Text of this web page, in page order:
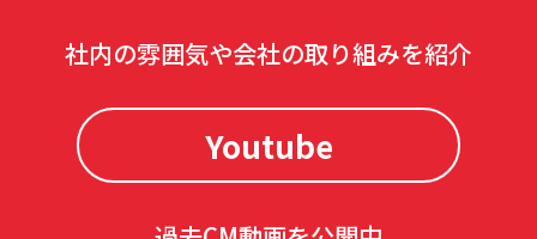
社内の雰囲気や会社の取り組みを紹介
Youtube